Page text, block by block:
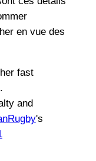
en vue des
fast
and
's